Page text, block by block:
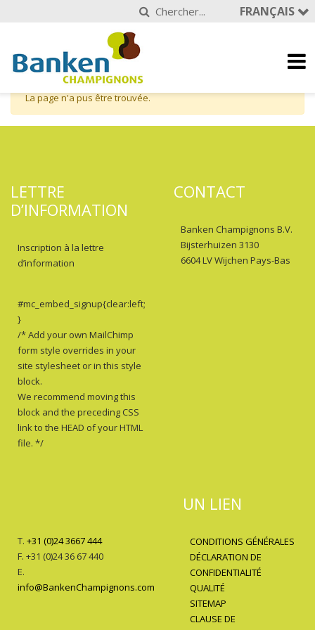
FRANÇAIS
La page n'a pus être trouvée.
LETTRE
D’INFORMATION
Inscription à la lettre
d’information
#mc_embed_signup{clear:left;
}
/* Add your own MailChimp
form style overrides in your
site stylesheet or in this style
block.
We recommend moving this
block and the preceding CSS
link to the HEAD of your HTML
file. */
CONTACT
Banken Champignons B.V.
Bijsterhuizen 3130
6604 LV Wijchen Pays-Bas
T. +31 (0)24 3667 444
F. +31 (0)24 36 67 440
E.
info@BankenChampignons.com
UN LIEN
CONDITIONS GÉNÉRALES
DÉCLARATION DE
CONFIDENTIALITÉ
QUALITÉ
SITEMAP
CLAUSE DE